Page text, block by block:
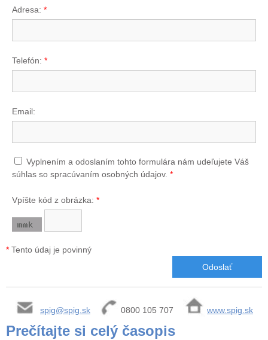
Adresa: *
Telefón: *
Email:
Vyplnením a odoslaním tohto formulára nám udeľujete Váš
súhlas so spracúvaním osobných údajov. *
Vpíšte kód z obrázka: *
* Tento údaj je povinný
spig@spig.sk 0800 105 707 www.spig.sk
Prečítajte si celý časopis